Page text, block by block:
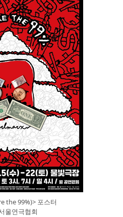
the 99%)> 포스터
울연극협회